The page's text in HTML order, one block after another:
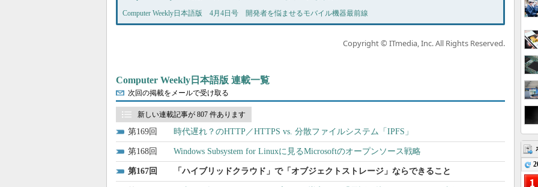
Computer Weekly日本語版 4月4日号 開発者を悩ませるモバイル機器最前線
Copyright © ITmedia, Inc. All Rights Reserved.
Computer Weekly日本語版 連載一覧
次回の掲載をメールで受け取る
新しい連載記事が 807 件あります
169 時代遅れ？のHTTP／HTTPS vs. 分散ファイルシステム「IPFS」
168 Windows Subsystem for Linuxに見るMicrosoftのオープンソース戦略
167 「ハイブリッドクラウド」で「オブジェクトストレージ」ならできること